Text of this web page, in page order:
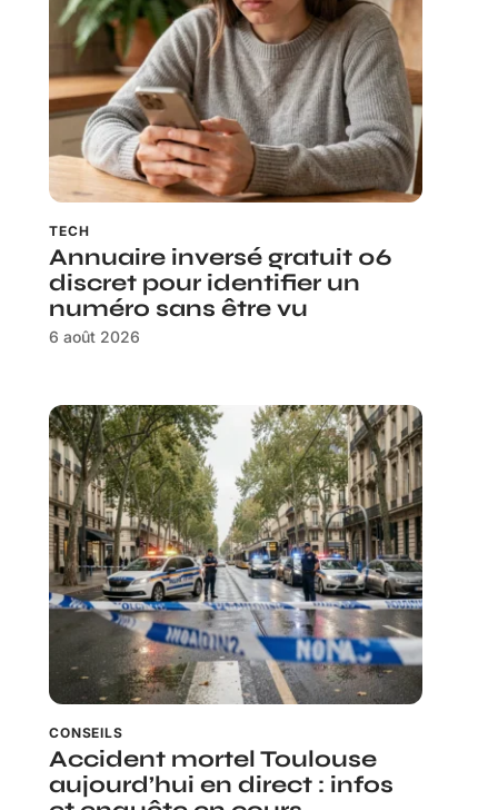
TECH
Annuaire inversé gratuit 06
discret pour identifier un
numéro sans être vu
6 août 2026
CONSEILS
Accident mortel Toulouse
aujourd’hui en direct : infos